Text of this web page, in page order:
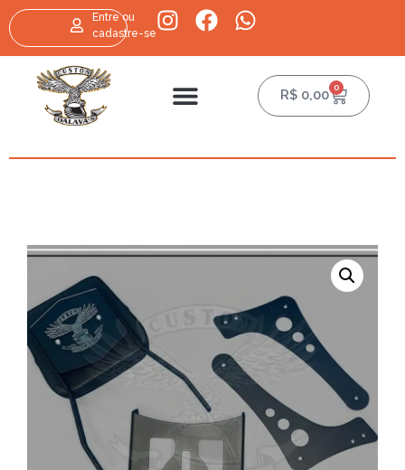
Entre ou
cadastre-se
R$ 0,00 0